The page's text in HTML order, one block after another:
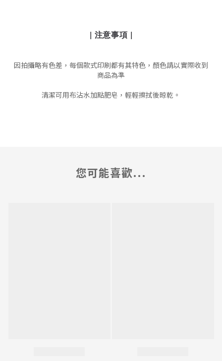
| 注意事項 |
因拍攝略有色差，每個款式印刷都有其特色，顏色請以實際收到
商品為準
清潔可用布沾水加點肥皂，輕輕擦拭後晾乾。
您可能喜歡...